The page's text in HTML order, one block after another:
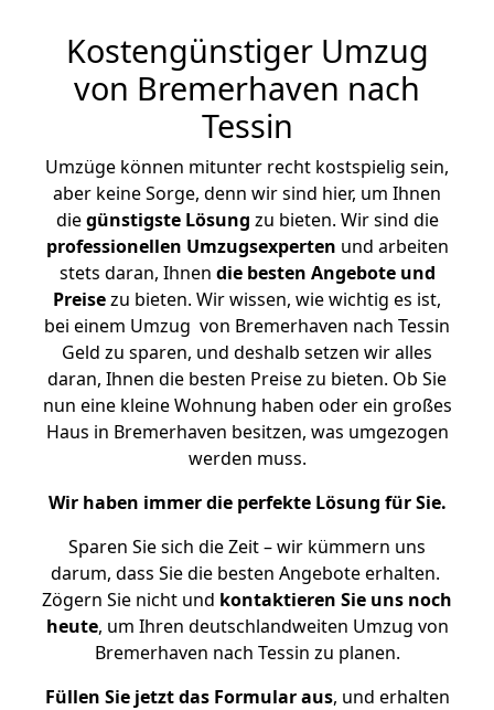
Kostengünstiger Umzug
von Bremerhaven nach
Tessin
Umzüge können mitunter recht kostspielig sein,
aber keine Sorge, denn wir sind hier, um Ihnen
diegünstigste Lösung zu bieten. Wir sind die
professionellen Umzugsexperten und arbeiten
stets daran, Ihnen die besten Angebote und
Preisezu bieten. Wir wissen, wie wichtig es ist,
bei einem Umzug von Bremerhaven nach Tessin
Geld zu sparen, und deshalb setzen wir alles
daran, Ihnen die besten Preise zu bieten. Ob Sie
nun eine kleine Wohnung haben oder ein großes
Haus in Bremerhaven besitzen, was umgezogen
werden muss.
Wir haben immer die perfekte Lösung für Sie.
Sparen Sie sich die Zeit – wir kümmern uns
darum, dass Sie die besten Angebote erhalten.
Zögern Sie nicht und kontaktieren Sie uns noch
heute, um Ihren deutschlandweiten Umzug von
Bremerhaven nach Tessin zu planen.
Füllen Sie jetzt das Formular aus, und erhalten